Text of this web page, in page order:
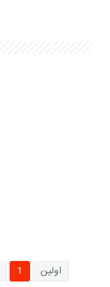
شکایات
اولین 1